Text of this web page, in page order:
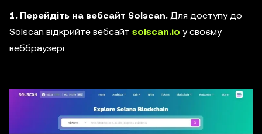
1. Перейдіть на вебсайт Solscan. Для доступу до
Solscan відкрийте вебсайт solscan.io у своєму
веббраузері.